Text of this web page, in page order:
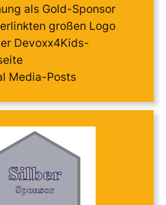
als Gold-Sponsor
großen Logo
Devoxx4Kids-
Media-Posts